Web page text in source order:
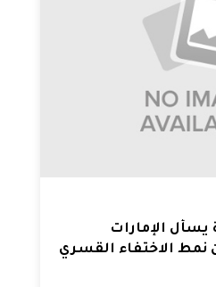
يسأل الإمارات
نمط الاختفاء القسري